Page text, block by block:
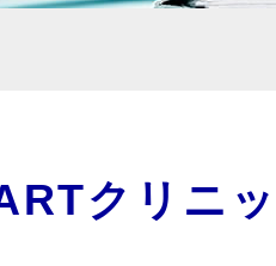
クリニ